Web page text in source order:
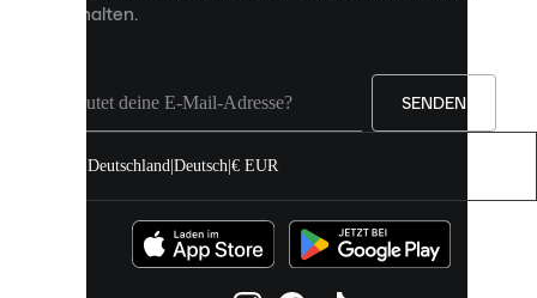
zu erhalten.
SENDEN
Deutschland Deutsch € EUR
deine